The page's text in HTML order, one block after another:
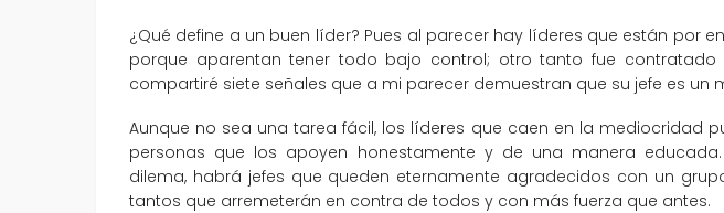
¿Qué define a un buen líder? Pues al parecer hay líderes que están por
porque aparentan tener todo bajo control; otro tanto fue contratado
compartiré siete señales que a mi parecer demuestran que su jefe es un
Aunque no sea una tarea fácil, los líderes que caen en la mediocridad
personas que los apoyen honestamente y de una manera
dilema, habrá jefes que queden eternamente agradecidos con un
tantos que arremeterán en contra de todos y con más fuerza que antes.